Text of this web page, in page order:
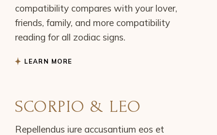
compatibility compares with your lover,
friends, family, and more compatibility
reading for all zodiac signs.
LEARN MORE
SCORPIO & LEO
Repellendus iure accusantium eos et